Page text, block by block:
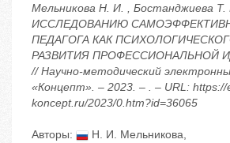
Мельникова Н. И. , Бостанджиева
ИССЛЕДОВАНИЮ
ПЕДАГОГА КАК
РАЗВИТИЯ ПРОФЕССИОНАЛЬНОЙ
// Научно-методический
«Концепт». – 2023. – . – URL: https://
koncept.ru/2023/0.htm?id=36065
Авторы: Н. И. Мельникова,